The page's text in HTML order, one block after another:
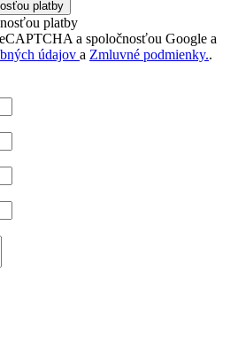
platby
a spoločnosťou Google a
údajov a Zmluvné podmienky..